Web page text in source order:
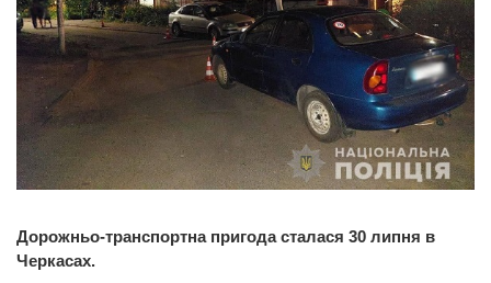
Дорожньо-транспортна пригода сталася 30 липня в
Черкасах.